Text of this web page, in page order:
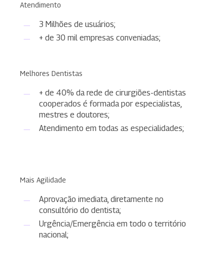
Atendimento
3 Milhões de usuários;
+ de 30 mil empresas conveniadas;
Melhores Dentistas
+ de 40% da rede de cirurgiões-dentistas
cooperados é formada por especialistas,
mestres e doutores;
Atendimento em todas as especialidades;
Mais Agilidade
Aprovação imediata, diretamente no
consultório do dentista;
Urgência/Emergência em todo o território
nacional;